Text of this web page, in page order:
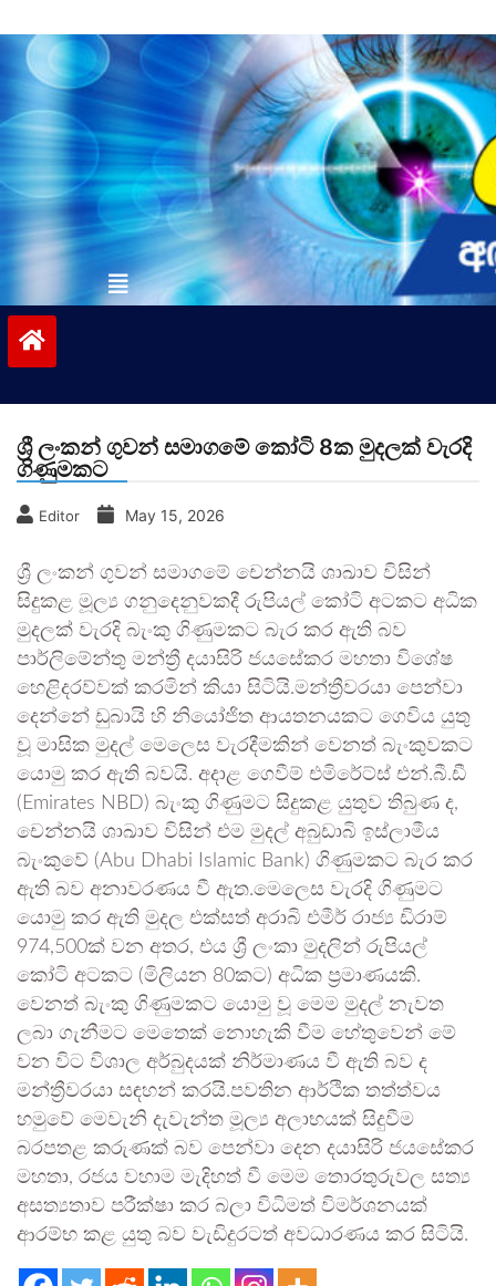
to
contentvinivida.lk
ශ්‍රී ලංකන් ගුවන් සමාගමේ කෝටි 8ක මුදලක් වැරදි
ගිණුමකට
Editor May 15, 2026
ශ්‍රී ලංකන් ගුවන් සමාගමේ චෙන්නයි ශාඛාව විසින්
සිදුකළ මූල්‍ය ගනුදෙනුවකදී රුපියල් කෝටි අටකට අධික
මුදලක් වැරදි බැංකු ගිණුමකට බැර කර ඇති බව
පාර්ලිමේන්තු මන්ත්‍රී දයාසිරි ජයසේකර මහතා විශේෂ
හෙළිදරව්වක් කරමින් කියා සිටියි.මන්ත්‍රීවරයා පෙන්වා
දෙන්නේ ඩුබායි හි නියෝජිත ආයතනයකට ගෙවිය යුතු
වූ මාසික මුදල් මෙලෙස වැරදීමකින් වෙනත් බැංකුවකට
යොමු කර ඇති බවයි. අදාළ ගෙවීම් එමිරේට්ස් එන්.බී.ඩී
(Emirates NBD) බැංකු ගිණුමට සිදුකළ යුතුව තිබුණ ද,
චෙන්නයි ශාඛාව විසින් එම මුදල් අබුඩාබි ඉස්ලාමීය
බැංකුවේ (Abu Dhabi Islamic Bank) ගිණුමකට බැර කර
ඇති බව අනාවරණය වී ඇත.මෙලෙස වැරදි ගිණුමට
යොමු කර ඇති මුදල එක්සත් අරාබි එමීර් රාජ්‍ය ඩිරාම්
974,500ක් වන අතර, එය ශ්‍රී ලංකා මුදලින් රුපියල්
කෝටි අටකට (මිලියන 80කට) අධික ප්‍රමාණයකි.
වෙනත් බැංකු ගිණුමකට යොමු වූ මෙම මුදල් නැවත
ලබා ගැනීමට මෙතෙක් නොහැකි වීම හේතුවෙන් මේ
වන විට විශාල අර්බුදයක් නිර්මාණය වී ඇති බව ද
මන්ත්‍රීවරයා සඳහන් කරයි.පවතින ආර්ථික තත්ත්වය
හමුවේ මෙවැනි දැවැන්ත මූල්‍ය අලාභයක් සිදුවීම
බරපතළ කරුණක් බව පෙන්වා දෙන දයාසිරි ජයසේකර
මහතා, රජය වහාම මැදිහත් වී මෙම තොරතුරුවල සත්‍ය
අසත්‍යතාව පරීක්ෂා කර බලා විධිමත් විමර්ශනයක්
ආරම්භ කළ යුතු බව වැඩිදුරටත් අවධාරණය කර සිටියි.